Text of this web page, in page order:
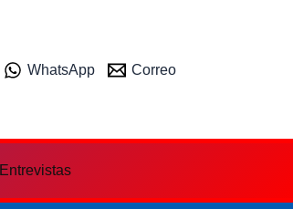
WhatsApp Correo
Entrevistas